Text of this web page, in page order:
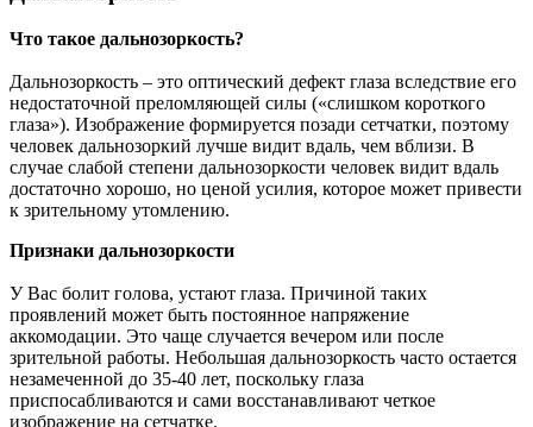
Что такое дальнозоркость?
Дальнозоркость – это оптический дефект глаза вследствие его
недостаточной преломляющей силы («слишком короткого
глаза»). Изображение формируется позади сетчатки, поэтому
человек дальнозоркий лучше видит вдаль, чем вблизи. В
случае слабой степени дальнозоркости человек видит вдаль
достаточно хорошо, но ценой усилия, которое может привести
к зрительному утомлению.
Признаки дальнозоркости
У Вас болит голова, устают глаза. Причиной таких
проявлений может быть постоянное напряжение
аккомодации. Это чаще случается вечером или после
зрительной работы. Небольшая дальнозоркость часто остается
незамеченной до 35-40 лет, поскольку глаза
приспосабливаются и сами восстанавливают четкое
изображение на сетчатке.